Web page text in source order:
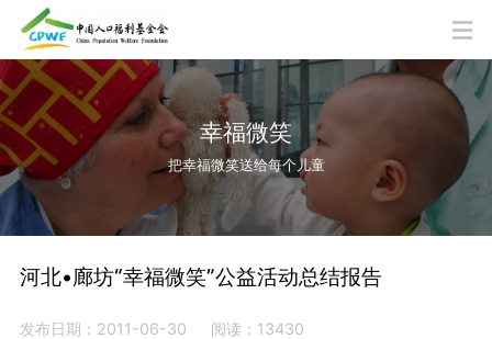
幸福微笑
把幸福微笑送给每个儿童
河北•廊坊“幸福微笑”公益活动总结报告
发布日期：2011-06-30 阅读：13430